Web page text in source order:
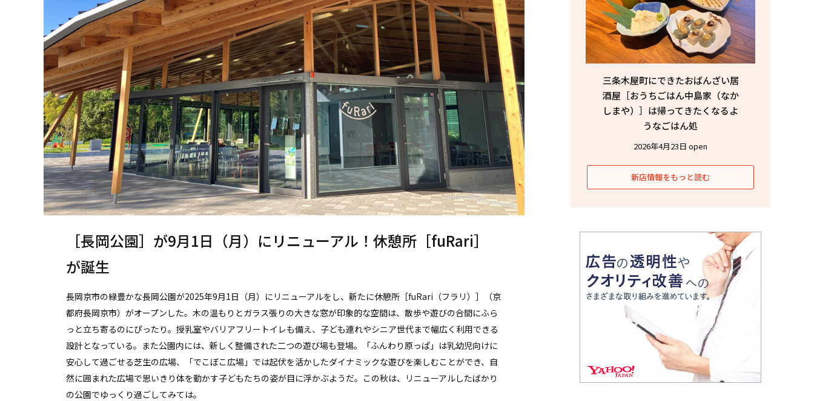
［長岡公園］が9月1日（月）にリニューアル！休憩所［fuRari］
が誕生
長岡京市の緑豊かな長岡公園が2025年9月1日（月）にリニューアルをし、新たに休憩所［fuRari（フラリ）］（京
都府長岡京市）がオープンした。木の温もりとガラス張りの大きな窓が印象的な空間は、散歩や遊びの合間にふら
っと立ち寄るのにぴったり。授乳室やバリアフリートイレも備え、子ども連れやシニア世代まで幅広く利用できる
設計となっている。また公園内には、新しく整備された二つの遊び場も登場。「ふんわり原っぱ」は乳幼児向けに
安心して過ごせる芝生の広場、「でこぼこ広場」では起伏を活かしたダイナミックな遊びを楽しむことができ、自
然に囲まれた広場で思いきり体を動かす子どもたちの姿が目に浮かぶようだ。この秋は、リニューアルしたばかり
の公園でゆっくり過ごしてみては。
三条木屋町にできたおばんざい居
酒屋［おうちごはん中島家（なか
しまや）］は帰ってきたくなるよ
うなごはん処
2026年4月23日 open
新店情報をもっと読む